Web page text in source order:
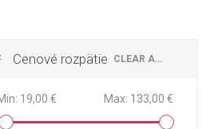
CLEAR ALL
Cenové rozpätie
19,00 € Max: 133,00 €